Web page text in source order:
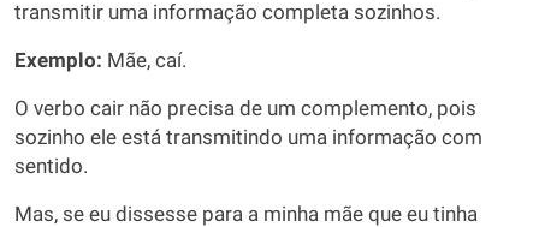
transmitir uma informação completa sozinhos.
Exemplo: Mãe, caí.
O verbo cair não precisa de um complemento, pois
sozinho ele está transmitindo uma informação com
sentido.
Mas, se eu dissesse para a minha mãe que eu tinha